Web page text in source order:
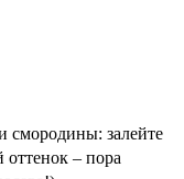
смородины: залейте
оттенок – пора